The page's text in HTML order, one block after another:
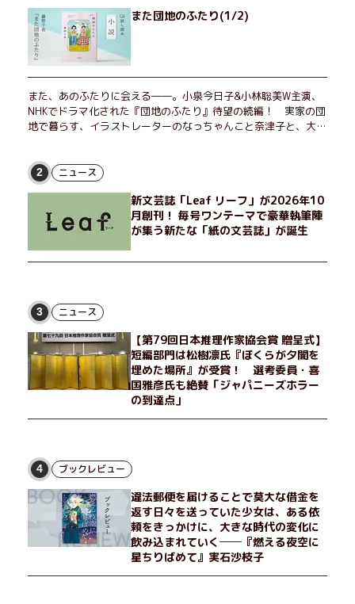
また団地のふたり(1/2)
また、あのふたりに会える――。小泉今日子&小林聡美W主演、
NHKでドラマ化された『団地のふたり』待望の続編！ 実家の団
地で暮らす、イラストレーターのなっちゃんこと奈津子と、大学
げたり、部屋でふたりだけの「台湾映画祭」を催したり。50代
独身、幼なじみの変わらぬ友情とささやかな幸せの日々を描く。
2 ニュース
新文芸誌「Leaf リーフ」が2026年10
月創刊！ 毎号ワンテーマで豪華執筆陣
が集う新たな「紙の文芸誌」が誕生
3 ニュース
【第79回日本推理作家協会賞 贈呈式】
短編部門は松樹凛氏『ぼくらが夕闇を
埋めた場所』が受賞！ 選考委員・喜
国雅彦氏も絶賛「ジャパニーズホラー
の到達点」
4 ブックレビュー
違法郵便を届けることで莫大な借金を
返す日々を送っていた少女は、ある依
頼をきっかけに、大きな時代の変化に
飲み込まれていく──『燃える夜空に
星ちりばめて』実石沙枝子